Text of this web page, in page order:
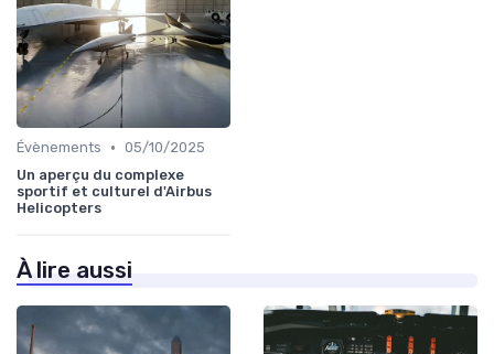
Évènements • 05/10/2025
Un aperçu du complexe
sportif et culturel d'Airbus
Helicopters
À lire aussi